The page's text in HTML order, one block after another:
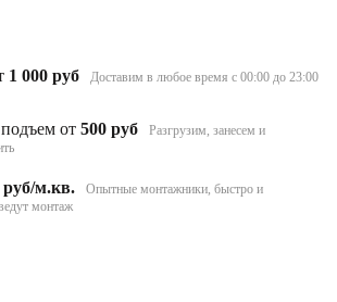
1 000 руб Доставим в любое время с 00:00 до 23:00
подъем от500 руб
Разгрузим, занесем и
руб/м.кв.
Опытные монтажники, быстро и
монтаж